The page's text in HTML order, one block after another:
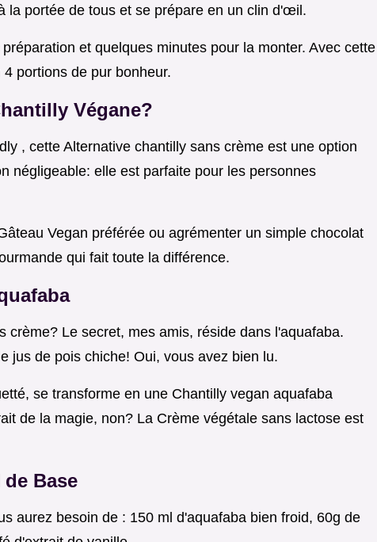
la portée de tous et se prépare en un clin d'œil.
et quelques minutes pour la monter. Avec cette
portions de pur bonheur.
Végane?
, cette Alternative chantilly sans crème est une option
négligeable: elle est parfaite pour les personnes
Vegan préférée ou agrémenter un simple chocolat
qui fait toute la différence.
crème? Le secret, mes amis, réside dans l'aquafaba.
jus de pois chiche! Oui, vous avez bien lu.
se transforme en une Chantilly vegan aquafaba
de la magie, non? La Crème végétale sans lactose est
Base
aurez besoin de : 150 ml d'aquafaba bien froid, 60g de